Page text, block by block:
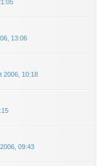
13:06
2006, 10:18
09:43